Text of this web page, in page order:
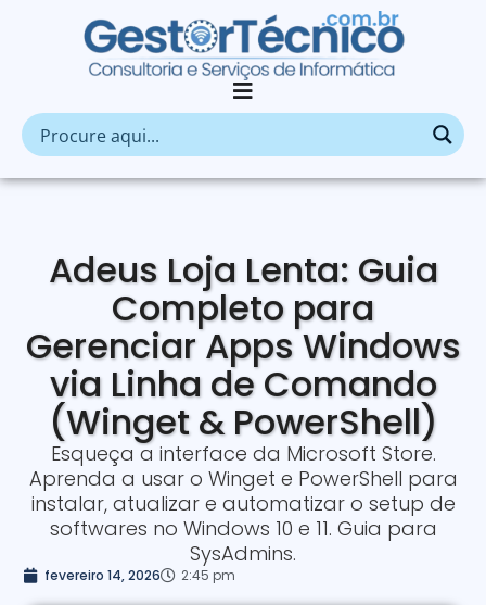
Adeus Loja Lenta: Guia
Completo para
Gerenciar Apps Windows
via Linha de Comando
(Winget & PowerShell)
Esqueça a interface da Microsoft Store.
Aprenda a usar o Winget e PowerShell para
instalar, atualizar e automatizar o setup de
softwares no Windows 10 e 11. Guia para
SysAdmins.
fevereiro 14, 2026 2:45 pm